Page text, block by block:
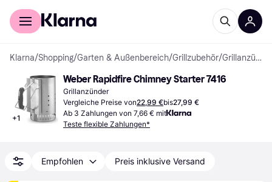
Für Shopper
Klarna/Shopping/Garten & Außenbereich/Grillzubehör/ Grillanzünder
+1
Weber Rapidfire Chimney Starter 7416
Grillanzünder
Vergleiche Preise von22,99 €bis27,99 €
Ab 3 Zahlungen von 7,66 € mit
Teste flexible Zahlungen*
Empfohlen Preis inklusive Versand